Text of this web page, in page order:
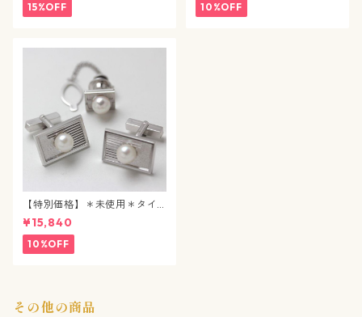
15%OFF 10%OFF
【特別価格】＊未使用＊タイ
タック&カフスボタン / パール
/ j92
¥15,840
10%OFF
その他の商品